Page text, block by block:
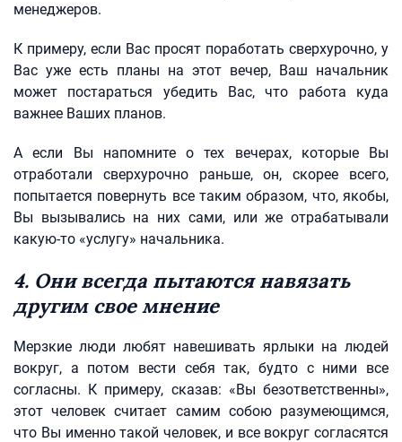
менеджеров.
К примеру, если Вас просят поработать сверхурочно, у
Вас уже есть планы на этот вечер, Ваш начальник
может постараться убедить Вас, что работа куда
важнее Ваших планов.
А если Вы напомните о тех вечерах, которые Вы
отработали сверхурочно раньше, он, скорее всего,
попытается повернуть все таким образом, что, якобы,
Вы вызывались на них сами, или же отрабатывали
какую-то «услугу» начальника.
4. Они всегда пытаются навязать
другим свое мнение
Мерзкие люди любят навешивать ярлыки на людей
вокруг, а потом вести себя так, будто с ними все
согласны. К примеру, сказав: «Вы безответственны»,
этот человек считает самим собою разумеющимся,
что Вы именно такой человек, и все вокруг согласятся